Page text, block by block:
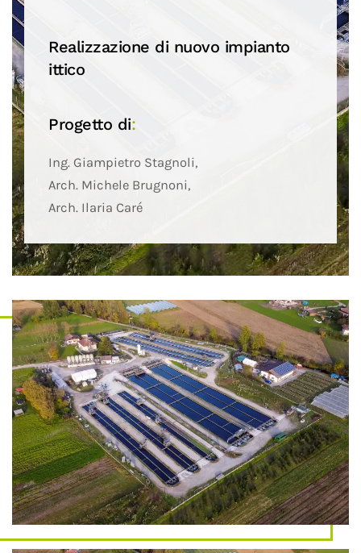
Realizzazione di nuovo impianto
ittico
Progetto di:
Ing. Giampietro Stagnoli,
Arch. Michele Brugnoni,
Arch. Ilaria Caré